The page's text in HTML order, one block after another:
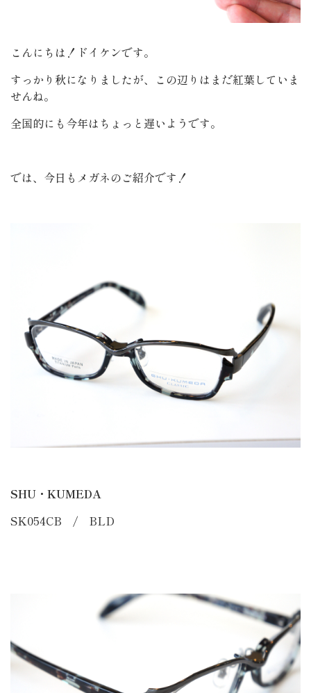
こんにちは！ドイケンです。
すっかり秋になりましたが、この辺りはまだ紅葉していま
せんね。
全国的にも今年はちょっと遅いようです。
では、今日もメガネのご紹介です！
SHU・KUMEDA
SK054CB / BLD